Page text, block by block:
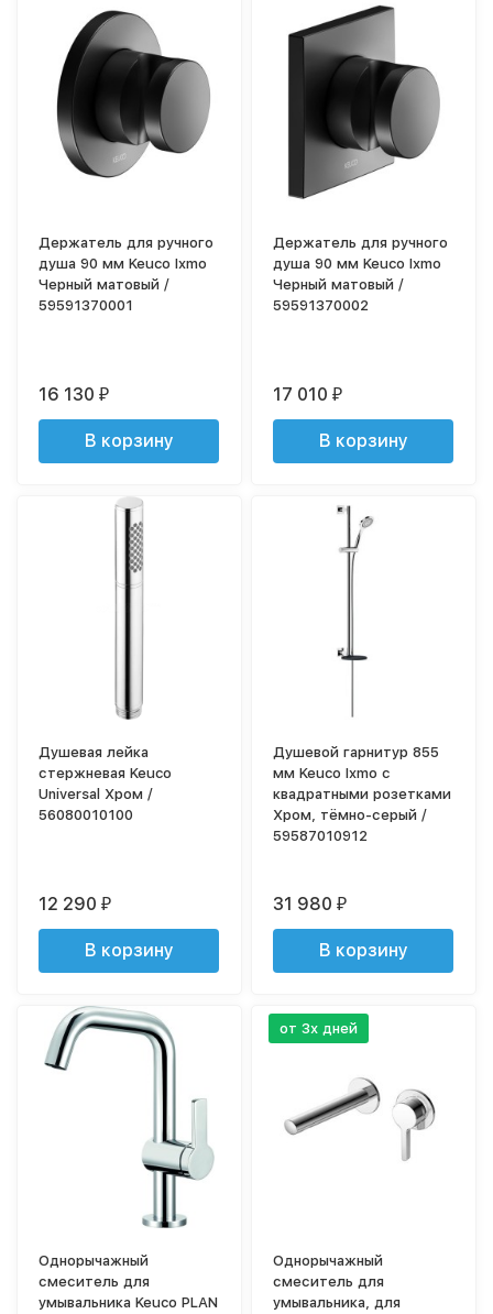
Держатель для ручного
душа 90 мм Keuco Ixmo
Черный матовый /
59591370001
16 130₽
В корзину
Держатель для ручного
душа 90 мм Keuco Ixmo
Черный матовый /
59591370002
17 010₽
В корзину
Душевая лейка
стержневая Keuco
Universal Хром /
56080010100
12 290₽
В корзину
Душевой гарнитур 855
мм Keuco Ixmo с
квадратными розетками
Хром, тёмно-серый /
59587010912
31 980₽
В корзину
Однорычажный
смеситель для
умывальника Keuco PLAN
от 3х дней
Однорычажный
смеситель для
умывальника, для